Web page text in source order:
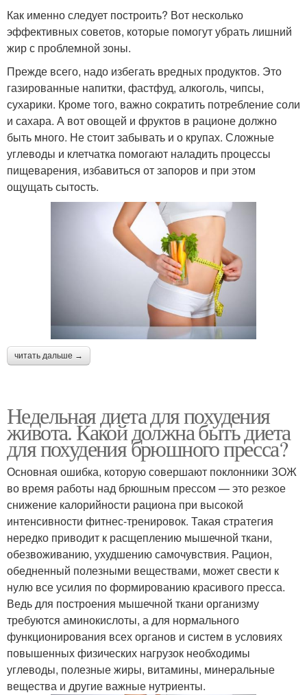
Как именно следует построить? Вот несколько
эффективных советов, которые помогут убрать лишний
жир с проблемной зоны.
Прежде всего, надо избегать вредных продуктов. Это
газированные напитки, фастфуд, алкоголь, чипсы,
сухарики. Кроме того, важно сократить потребление соли
и сахара. А вот овощей и фруктов в рационе должно
быть много. Не стоит забывать и о крупах. Сложные
углеводы и клетчатка помогают наладить процессы
пищеварения, избавиться от запоров и при этом
ощущать сытость.
читать дальше →
Недельная диета для похудения
живота. Какой должна быть диета
для похудения брюшного пресса?
Основная ошибка, которую совершают поклонники ЗОЖ
во время работы над брюшным прессом — это резкое
снижение калорийности рациона при высокой
интенсивности фитнес-тренировок. Такая стратегия
нередко приводит к расщеплению мышечной ткани,
обезвоживанию, ухудшению самочувствия. Рацион,
обедненный полезными веществами, может свести к
нулю все усилия по формированию красивого пресса.
Ведь для построения мышечной ткани организму
требуются аминокислоты, а для нормального
функционирования всех органов и систем в условиях
повышенных физических нагрузок необходимы
углеводы, полезные жиры, витамины, минеральные
вещества и другие важные нутриенты.